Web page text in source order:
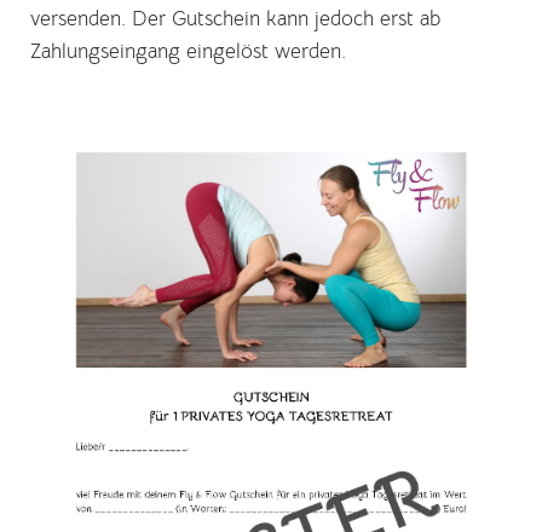
versenden. Der Gutschein kann jedoch erst ab
Zahlungseingang eingelöst werden.